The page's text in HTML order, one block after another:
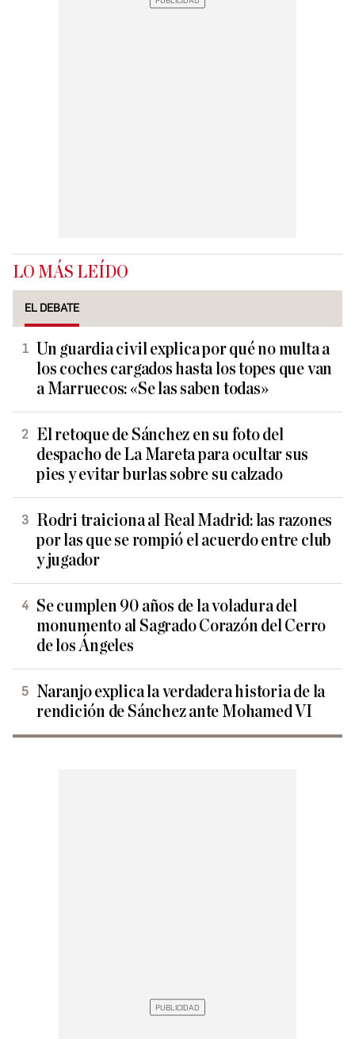
LO MÁS LEÍDO
EL DEBATE
Un guardia civil explica por qué no multa a
los coches cargados hasta los topes que van
a Marruecos: «Se las saben todas»
El retoque de Sánchez en su foto del
despacho de La Mareta para ocultar sus
pies y evitar burlas sobre su calzado
Rodri traiciona al Real Madrid: las razones
por las que se rompió el acuerdo entre club
y jugador
Se cumplen 90 años de la voladura del
monumento al Sagrado Corazón del Cerro
de los Ángeles
Naranjo explica la verdadera historia de la
rendición de Sánchez ante Mohamed VI